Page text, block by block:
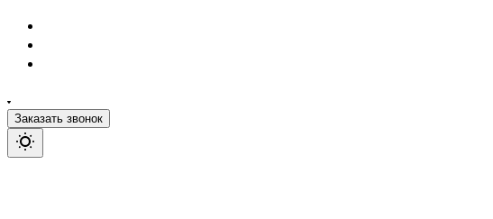
Заказать звонок